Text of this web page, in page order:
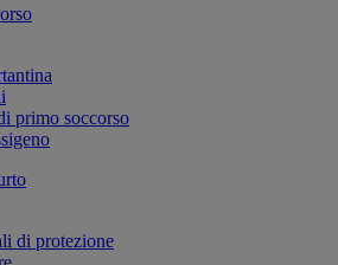
primo soccorso
di protezione